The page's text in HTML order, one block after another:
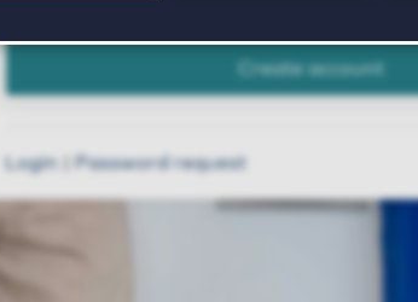
Create account
Login|Password request